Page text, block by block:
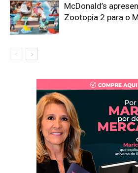
McDonald’s
Zootopia 2 para o